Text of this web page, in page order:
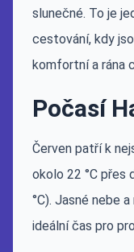
slunečné. To je
cestování, kdy
komfortní a rána
Počasí
Červen patří k
okolo 22 °C přes
°C). Jasné nebe
ideální čas pro